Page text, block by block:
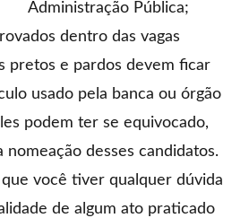
Administração Pública;
dentro das vagas
pretos e pardos devem ficar
usado pela banca ou órgão
podem ter se equivocado,
nomeação desses candidatos.
você tiver qualquer dúvida
de algum ato praticado